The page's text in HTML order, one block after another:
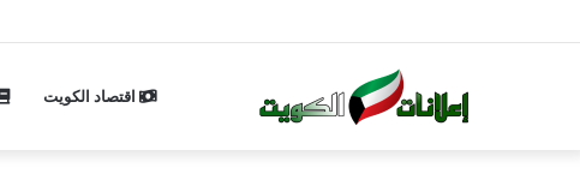
اقتصاد الكويت